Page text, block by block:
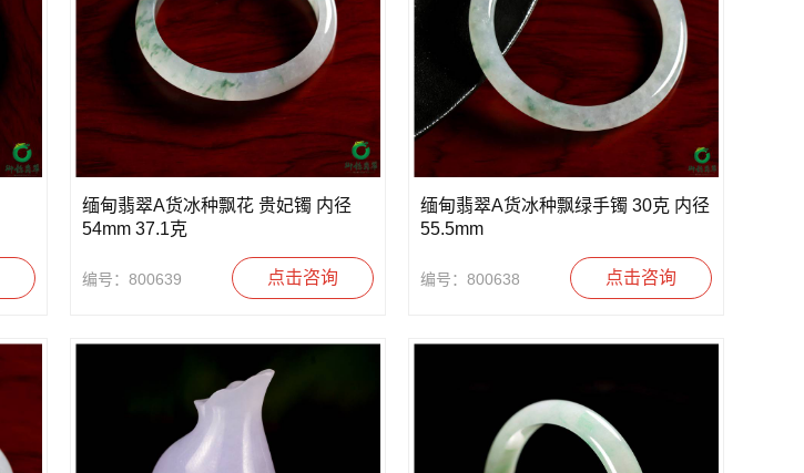
缅甸翡翠A货冰种飘花 贵妃镯 内径
54mm 37.1克
编号：800639 点击咨询
缅甸翡翠A货冰种飘绿手镯 30克 内径
55.5mm
编号：800638 点击咨询